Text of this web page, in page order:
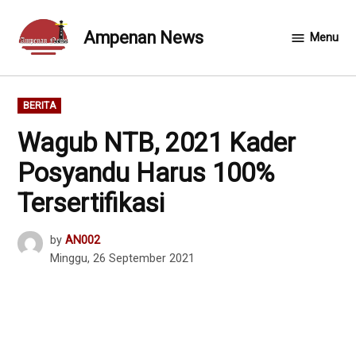
content
Ampenan News Menu
POSTED
IN
BERITA
Wagub NTB, 2021 Kader
Posyandu Harus 100%
Tersertifikasi
by AN002
Minggu, 26 September 2021